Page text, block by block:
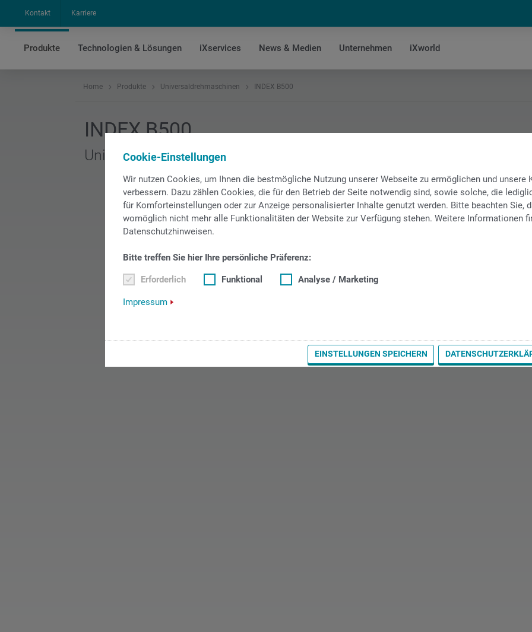
Cookie-Einstellungen
Wir nutzen Cookies, um Ihnen die bestmögliche Nutzung unserer Webseite zu ermöglichen und unsere
verbessern. Dazu zählen Cookies, die für den Betrieb der Seite notwendig sind, sowie solche, die
für Komforteinstellungen oder zur Anzeige personalisierter Inhalte genutzt werden. Bitte beachten Sie,
womöglich nicht mehr alle Funktionalitäten der Website zur Verfügung stehen. Weitere Informationen
Datenschutzhinweisen.
Bitte treffen Sie hier Ihre persönliche Präferenz:
Erforderlich Funktional Analyse / Marketing
Impressum
EINSTELLUNGEN SPEICHERN
Kontakt Karriere
Produkte Technologien & Lösungen iXservices News & Medien Unternehmen iXworld
Home Produkte Universaldrehmaschinen INDEX B500
INDEX B500
Universaldrehmaschine